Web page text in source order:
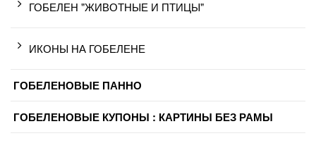
ГОБЕЛЕН "ЖИВОТНЫЕ И ПТИЦЫ"
ИКОНЫ НА ГОБЕЛЕНЕ
ГОБЕЛЕНОВЫЕ ПАННО
ГОБЕЛЕНОВЫЕ КУПОНЫ : КАРТИНЫ БЕЗ РАМЫ